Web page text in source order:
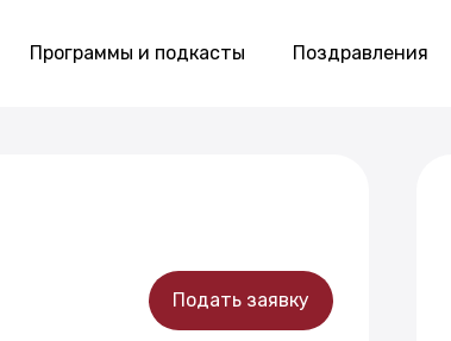
Программы и подкасты Поздравления
Подать заявку